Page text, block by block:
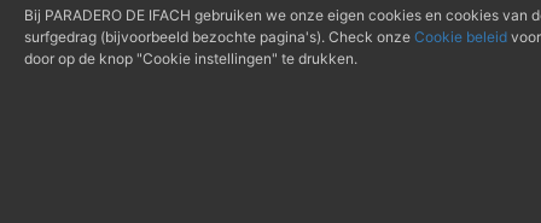
Bij PARADERO DE IFACH gebruiken we onze eigen cookies en cookies
surfgedrag (bijvoorbeeld bezochte pagina's). Check onze Cookie beleid
door op de knop "Cookie instellingen" te drukken.